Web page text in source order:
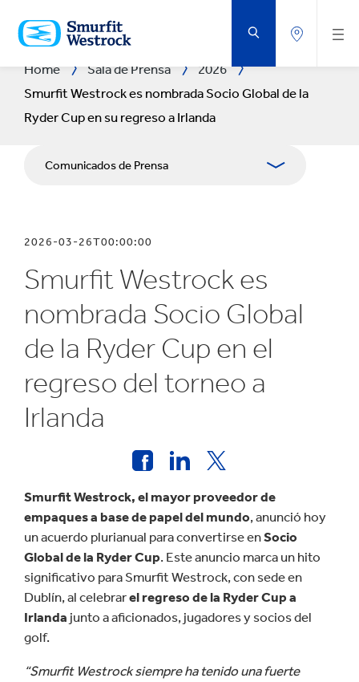
AL
CONTENIDO
PRINCIPAL
Home Sala de Prensa
2026
Smurfit Westrock es nombrada Socio Global de la
Ryder Cup en su regreso a Irlanda
Comunicados de Prensa
Relaciones con Prensa
Blog
2026-03-26T00:00:00
Smurfit Westrock es
nombrada Socio Global
de la Ryder Cup en el
regreso del torneo a
Irlanda
Smurfit Westrock, el mayor proveedor de
empaques a base de papel del mundo, anunció hoy
un acuerdo plurianual para convertirse enSocio
Global de la Ryder Cup. Este anuncio marca un hito
significativo para Smurfit Westrock, con sede en
Dublín, al celebrarel regreso de la Ryder Cup a
Irlanda junto a aficionados, jugadores y socios del
golf.
“Smurfit Westrock siempre ha tenido una fuerte